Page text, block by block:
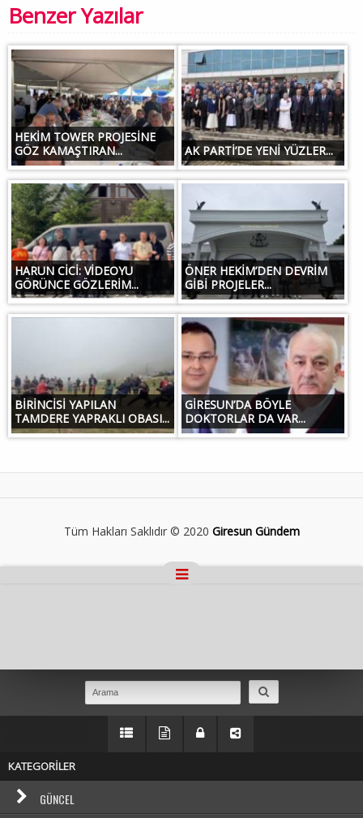
Benzer Yazılar
HEKİM TOWER PROJESİNE
GÖZ KAMAŞTIRAN...
AK PARTİ’DE YENİ YÜZLER...
HARUN CİCİ: VİDEOYU
GÖRÜNCE GÖZLERİM...
ÖNER HEKİM’DEN DEVRİM
GİBİ PROJELER...
BİRİNCİSİ YAPILAN
TAMDERE YAPRAKLI OBASI...
GİRESUN’DA BÖYLE
DOKTORLAR DA VAR...
Tüm Hakları Saklıdır © 2020 Giresun Gündem
KATEGORİLER
GÜNCEL